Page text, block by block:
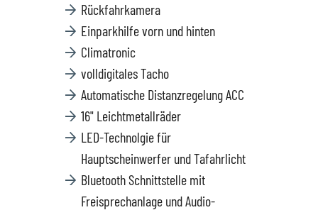
VW Nutzfahrzeugservice
SKODA Service
Unternehmen
Wir kaufen Dein Auto
Karriere
Impressum
Datenschutz
Rückfahrkamera
Einparkhilfe vorn und hinten
Climatronic
volldigitales Tacho
Automatische Distanzregelung ACC
16" Leichtmetallräder
LED-Technolgie für
Hauptscheinwerfer und Tafahrlicht
Bluetooth Schnittstelle mit
Freisprechanlage und Audio-